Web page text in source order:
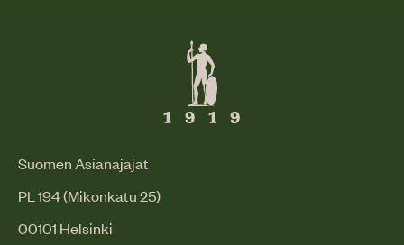
Suomen Asianajajat
PL 194 (Mikonkatu 25)
00101 Helsinki